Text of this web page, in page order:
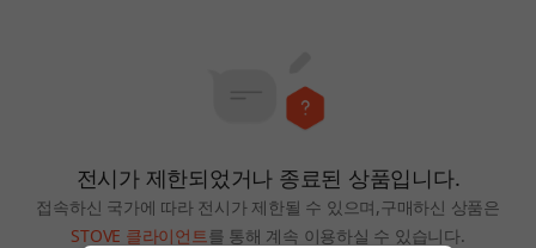
전시가 제한되었거나 종료된 상품입니다.
접속하신 국가에 따라 전시가 제한될 수 있으며,구매하신 상품은
STOVE 클라이언트를 통해 계속 이용하실 수 있습니다.